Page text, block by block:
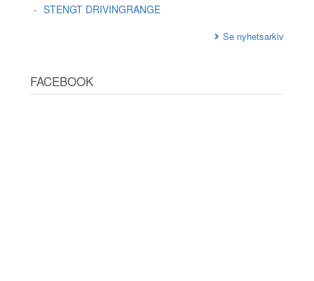
STENGT DRIVINGRANGE
Se nyhetsarkiv
FACEBOOK